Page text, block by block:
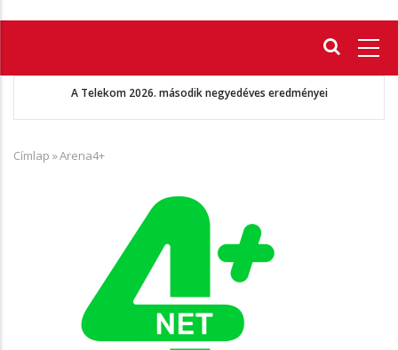
A Telekom 2026. második negyedéves eredményei
Morzsa
Címlap »Arena4+